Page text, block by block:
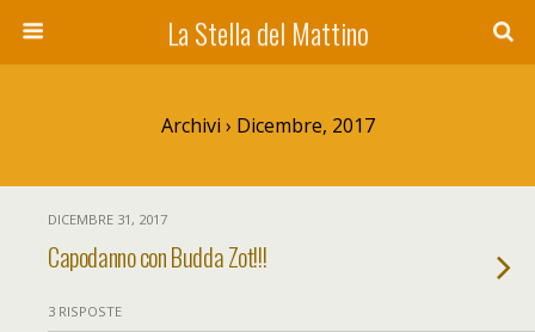
La Stella del Mattino
Archivi › Dicembre, 2017
DICEMBRE 31, 2017
Capodanno con Budda Zot!!!
3 RISPOSTE